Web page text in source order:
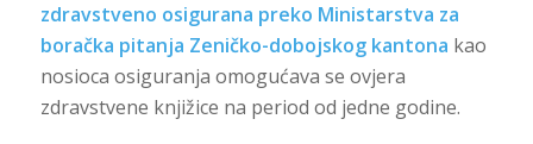
zdravstveno osigurana preko Ministarstva za
boračka pitanja Zeničko-dobojskog kantona kao
nosioca osiguranja omogućava se ovjera
zdravstvene knjižice na period od jedne godine.